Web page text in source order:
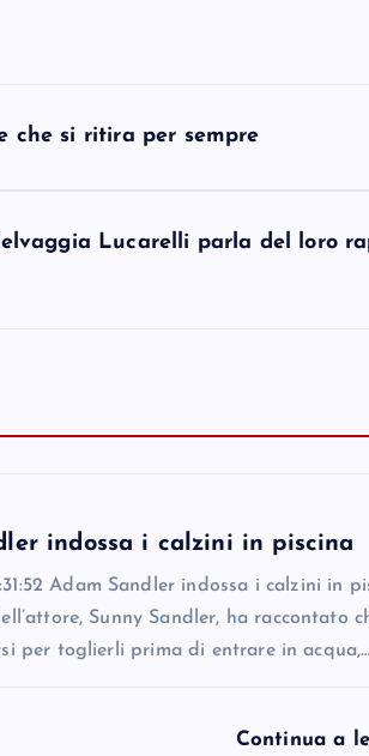
che si ritira per sempre
Lucarelli parla del loro
indossa i calzini in piscina
Adam Sandler indossa i calzini in
Sunny Sandler, ha raccontato
per toglierli prima di entrare in acqua,…
Continua a